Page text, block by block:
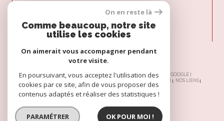
© 2026 | TOUS DROITS RÉSERVÉS | TRADUCTION POWERED BY GOOGLE |
NOS LIENS
POLITIQUE RGPD
COOKIES
On en reste là
Comme beaucoup, notre site
utilise les cookies
On aimerait vous accompagner pendant
votre visite.
En poursuivant, vous acceptez l'utilisation des
cookies par ce site, afin de vous proposer des
contenus adaptés et réaliser des statistiques !
PARAMÉTRER OK POUR MOI !